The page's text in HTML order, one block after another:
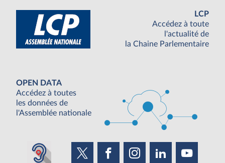
LCP
Accédez à toute
l'actualité de
la Chaine Parlementaire
OPEN DATA
Accédez à toutes
les données de
l'Assemblée nationale